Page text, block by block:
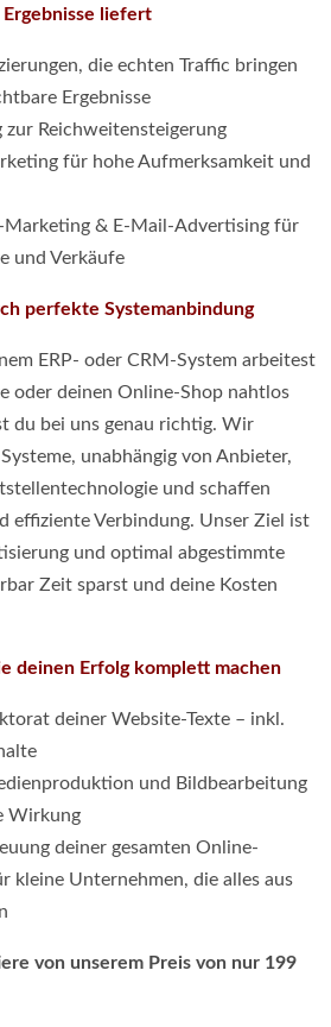
liefert
die echten Traffic bringen
Ergebnisse
zur Reichweitensteigerung
für hohe Aufmerksamkeit und
Marketing & E-Mail-Advertising für
und Verkäufe
perfekte Systemanbindung
ERP- oder CRM-System arbeitest
oder deinen Online-Shop nahtlos
du bei uns genau richtig. Wir
unabhängig von Anbieter,
und schaffen
effiziente Verbindung. Unser Ziel ist
und optimal abgestimmte
Zeit sparst und deine Kosten
deinen Erfolg komplett machen
deiner Website-Texte – inkl.
und Bildbearbeitung
Wirkung
deiner gesamten Online-
kleine Unternehmen, die alles aus
von unserem Preis von nur 199